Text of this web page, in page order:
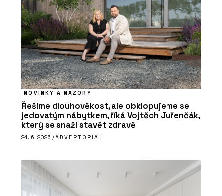
NOVINKY A NÁZORY
Řešíme dlouhověkost, ale obklopujeme se
jedovatým nábytkem, říká Vojtěch Juřenčák,
který se snaží stavět zdravě
24. 6. 2026 / ADVERTORIAL